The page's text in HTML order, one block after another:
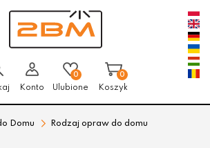
Konto
0
Ulubione
0
Koszyk
Domu
Rodzaj opraw do domu